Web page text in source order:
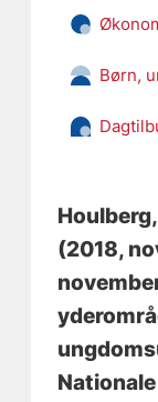
Børn,
(2018,